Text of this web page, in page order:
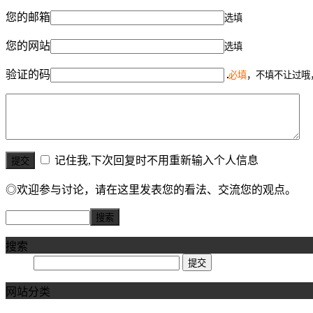
您的邮箱 选填
您的网站 选填
验证的码 必填，不填不让过
记住我,下次回复时不用重新输入个人信息
◎欢迎参与讨论，请在这里发表您的看法、交流您的观点。
搜索
网站分类